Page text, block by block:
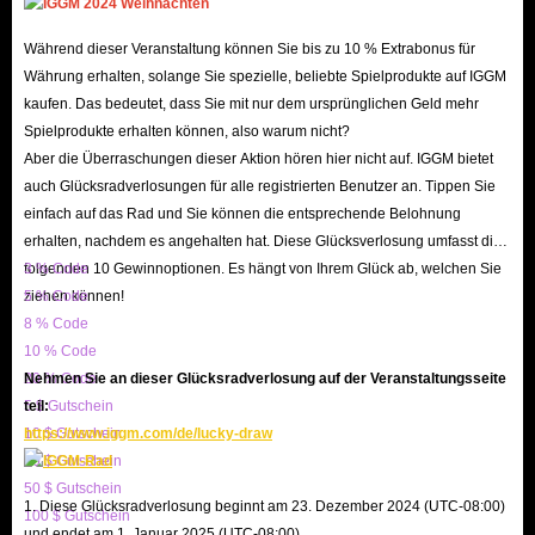
Währung.
Um das passive Einkommen aus platzierten Brainrots
während der nächsten Tsunami-Welle zu maximieren,
müssen Sie diese schneller sammeln und upgraden,
Respawn-Boni nutzen und Ihre Basis strategisch
positionieren. Da einige seltene Brainrots jedoch extrem
niedrige Spawn-Raten haben, ist der IGGM-Marktplatz für
Escape Tsunami for Brainrots die perfekte Abkürzung für
einen schnellen Vorteil!
Escape Tsunami for Brainrots im Überblick
ist ein beliebtes Roblox-Spiel.
Die Spieler müssen wertvolle Brainrots sammeln und
gleichzeitig Zuflucht in Schutzzonen suchen, um der
ständigen Bedrohung durch Tsunamis zu entgehen.
Hinweis: Wenn Sie durch einen Tsunami sterben, spawnen
Während dieser Veranstaltung können Sie bis zu 10 % Extrabonus für
Währung erhalten, solange Sie spezielle, beliebte Spielprodukte auf IGGM
kaufen. Das bedeutet, dass Sie mit nur dem ursprünglichen Geld mehr
Spielprodukte erhalten können, also warum nicht?
Aber die Überraschungen dieser Aktion hören hier nicht auf. IGGM bietet
auch Glücksradverlosungen für alle registrierten Benutzer an. Tippen Sie
einfach auf das Rad und Sie können die entsprechende Belohnung
erhalten, nachdem es angehalten hat. Diese Glücksverlosung umfasst die
folgenden 10 Gewinnoptionen. Es hängt von Ihrem Glück ab, welchen Sie
ziehen können!
3 % Code
5 % Code
8 % Code
10 % Code
20 % Code
5 $ Gutschein
10 $ Gutschein
20 $ Gutschein
50 $ Gutschein
100 $ Gutschein
Nehmen Sie an dieser Glücksradverlosung auf der Veranstaltungsseite
teil:
https://www.iggm.com/de/lucky-draw
1. Diese Glücksradverlosung beginnt am 23. Dezember 2024 (UTC-08:00)